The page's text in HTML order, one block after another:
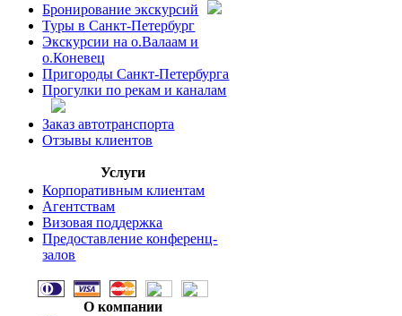
Бронирование экскурсий
Туры в Санкт-Петербург
Экскурсии на о.Валаам и
о.Коневец
Пригороды Санкт-Петербурга
Прогулки по рекам и каналам
Заказ автотранспорта
Отзывы клиентов
Услуги
Корпоративным клиентам
Агентствам
Визовая поддержка
Предоставление конференц-
залов
О компании